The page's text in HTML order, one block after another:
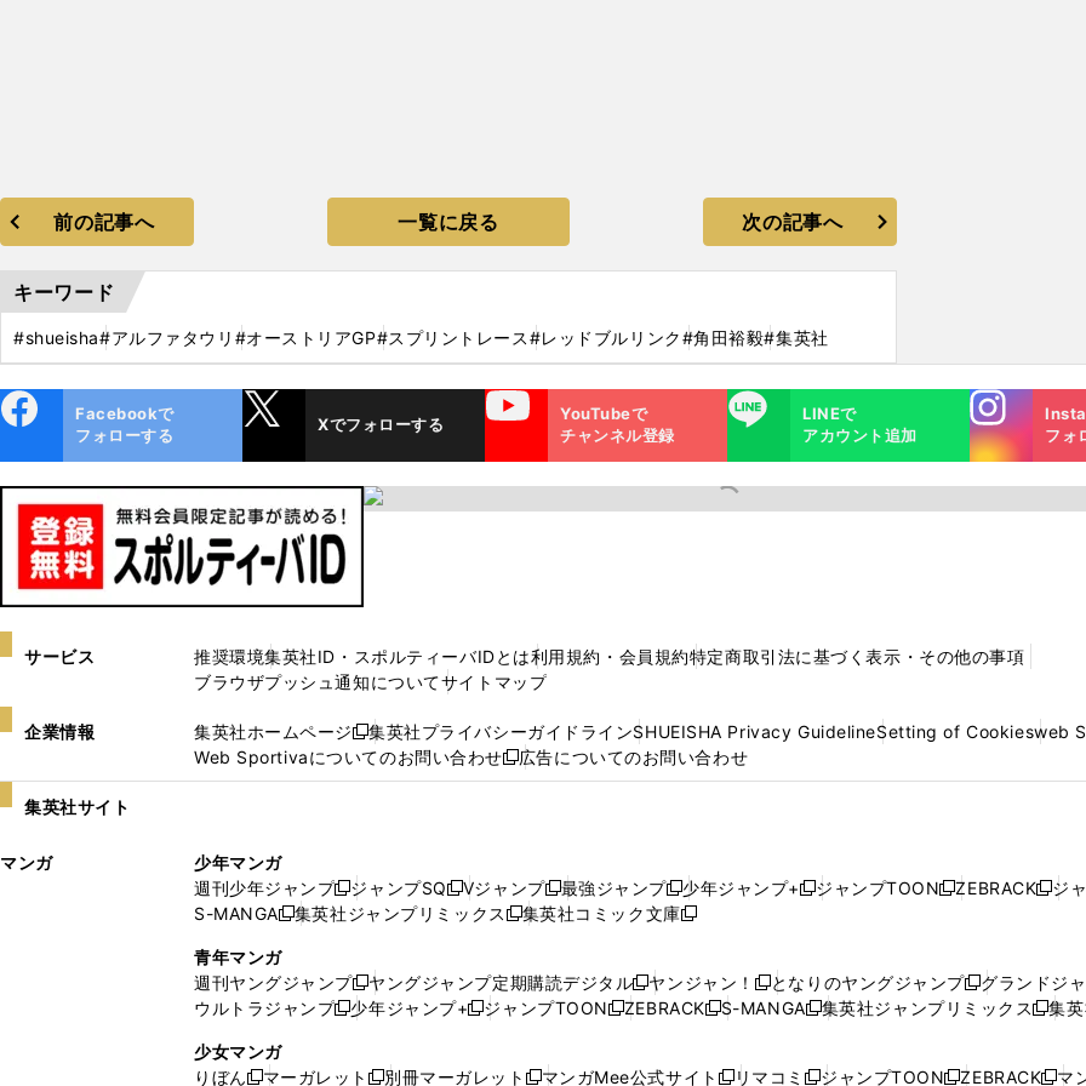
前の記事へ 一覧に戻る 次の記事へ
キーワード
#shueisha#アルファタウリ #オーストリアGP#スプリントレース#レッドブルリンク#角田裕毅#集英社
ok
Facebookで
フォローする
Xでフォローする
YouTube
YouTubeで
チャンネル登録
LINE
LINEで
アカウント追加
Instagra
m
フォ
サービス 推奨環境集英社ID・スポルティーバIDとは利用規約・会員規約特定商取引法に基づく表示・その他の事項
ブラウザプッシュ通知についてサイトマップ
企業情報 集英社ホームページ
新
し
い
ド
ウ
く
集英社プライバシーガイドラインSHUEISHA Privacy GuidelineSetting of Cookiesweb
Web Sportivaについてのお問い合わせ
新
し
ン
ド
開
く
広告についてのお問い合わせ
集英社サイト
マンガ
少年マンガ
週刊少年ジャンプ
新
し
ィ
ン
ウ
ジャンプSQ
新
し
ィ
ン
ウ
Vジャンプ
新
し
ィ
ン
ウ
最強ジャンプ
新
し
ィ
ン
ウ
少年ジャンプ+
新
ィ
ン
ウ
ジャンプTOON
新
ィ
ン
ウ
ZEBRACK
新
ィ
ン
ウ
ジ
S-MANGA
新
い
ウ
ィ
ン
ド
集英社ジャンプリミックス
新
ウ
ィ
ド
集英社コミック文庫
新
ウ
ィ
ド
青年マンガ
週刊ヤングジャンプ
新
し
ヤングジャンプ定期購読デジタル
新
し
ヤンジャン！新
し
となりのヤングジャンプ
新
し
ウ
グランドジ
ウルトラジャンプ
新
少年ジャンプ+
新
ジャンプTOON
新
ZEBRACK
新
S-MANGA
新
集英社ジャンプリミックス
新
集
少女マンガ
りぼん
新 マーガレット
新 別冊マーガレット新 マンガMee公式サイト新 リマコミ新 ジャンプTOON
新 ZEBRACK
新 マ